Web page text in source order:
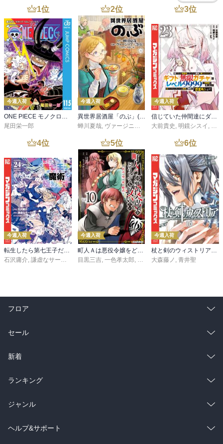
1位
今週入荷
ONE PIECE モノクロ版 115
尾田栄一郎
2位
今週入荷
異世界居酒屋「のぶ」(22)
蝉川夏哉, ヴァージニア二等兵 ,転
3位
今週入荷
信じていた仲間達にダンジョン奥地で殺されかけたがギフト『無限ガチャ』でレベル９９９９の仲間達を手に入れて元パーティーメンバーと世界に復讐＆『ざまぁ！』します！（２３）
大前貴史 , 明鏡シスイ , ｔ
4位
今週入荷
転生したら第七王子だったので、気ままに魔術を極めます（２４）
石沢庸介, 謙虚なサークル メル。
5位
今週入荷
町人Ａは悪役令嬢をどうしても救いたい ～どぶと空と氷の姫君～１０【電子書店共通特典イラスト付】
目黒三吉, 一色孝太郎, Parum
6位
今週入荷
杖と剣のウィストリア（１６）
大森藤ノ , 青井聖
フロア
総合
ラノベ
雑誌・グラビア
BL・TL
セール
総合
ラノベ
雑誌・グラビア
BL・TL
新着
総合
ラノベ
雑誌・グラビア
ランキング
総合
ラノベ
ジャンル
コミック
ヘルプ&サポート